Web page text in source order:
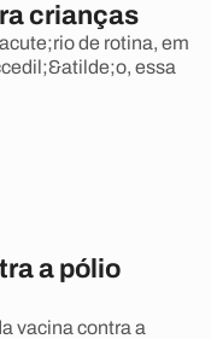
crianças
de rotina, em
essa
a pólio
vacina contra a